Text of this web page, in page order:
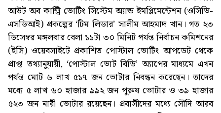
আউট অব কান্ট্রি ভোটিং সিস্টেম অ্যান্ড ইমপ্লিমেন্টেশন (ওসিভি-
এসডিআই) প্রকল্পের ‘টিম লিডার’ সালীম আহমাদ খান। গত ২৩
ডিসেম্বর মঙ্গলবার বেলা ১১টা ৩০ মিনিট পর্যন্ত নির্বাচন কমিশনের
(ইসি) ওয়েবসাইটে প্রকাশিত পোস্টাল ভোটিং আপডেট থেকে
প্রাপ্ত তথ্যানুযায়ী, ‘পোস্টাল ভোট বিডি’ অ্যাপের মাধ্যমে এখন
পর্যন্ত মোট ৬ লাখ ৫১৭ জন ভোটার নিবন্ধন করেছেন। তাদের
মধ্যে ৫ লাখ ৬০ হাজার ৯৯২ জন পুরুষ ভোটার ও ৩৯ হাজার
৫২৩ জন নারী ভোটার রয়েছেন। প্রবাসীদের মধ্যে সৌদি আরব